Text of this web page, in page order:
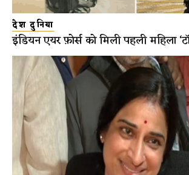
देश दुनिया
इंडियन एयर फ़ोर्स को मिली पहली महिला